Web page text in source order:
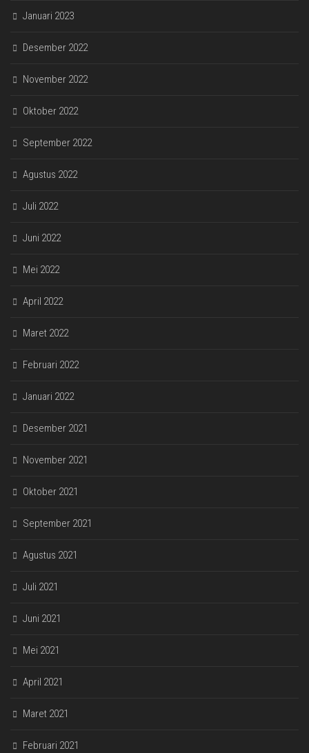
Januari 2023
Desember 2022
November 2022
Oktober 2022
September 2022
Agustus 2022
Juli 2022
Juni 2022
Mei 2022
April 2022
Maret 2022
Februari 2022
Januari 2022
Desember 2021
November 2021
Oktober 2021
September 2021
Agustus 2021
Juli 2021
Juni 2021
Mei 2021
April 2021
Maret 2021
Februari 2021